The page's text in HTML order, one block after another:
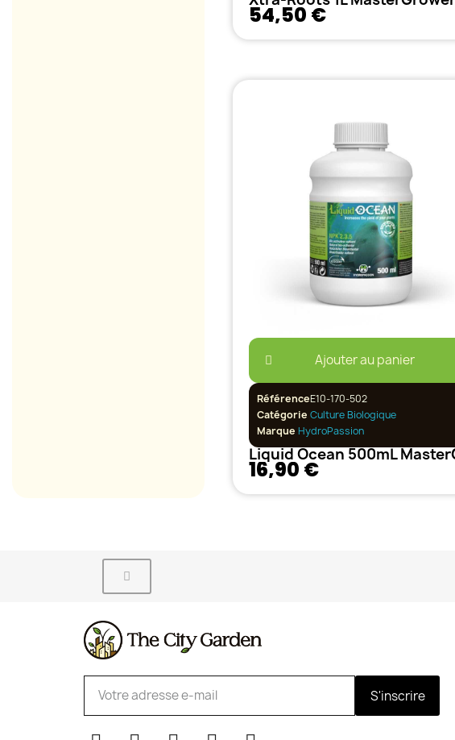
54,50 €
Ajouter au panier
RéférenceE10-170-502
Catégorie Culture Biologique
Marque HydroPassion
16,90 €
S'inscrire